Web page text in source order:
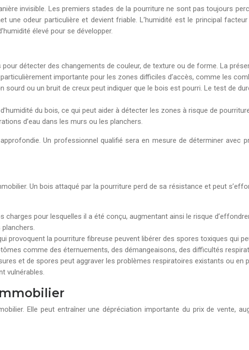
invisible. Les premiers stades de la pourriture ne sont pas toujours
odeur particulière et devient friable. L’humidité est le principal
élevé pour se développer.
détecter des changements de couleur, de texture ou de forme. La
importante pour les zones difficiles d’accès, comme les
sourd ou un bruit de creux peut indiquer que le bois est pourri. Le test de
du bois, ce qui peut aider à détecter les zones à risque de
d’eau dans les murs ou les planchers.
Un professionnel qualifié sera en mesure de déterminer avec
Un bois attaqué par la pourriture perd de sa résistance et peut
charges pour lesquelles il a été conçu, augmentant ainsi le risque
provoquent la pourriture fibreuse peuvent libérer des spores toxiques qui
comme des éternuements, des démangeaisons, des difficultés
et de spores peut aggraver les problèmes respiratoires existants ou en
vulnérables.
Elle peut entraîner une dépréciation importante du prix de vente,